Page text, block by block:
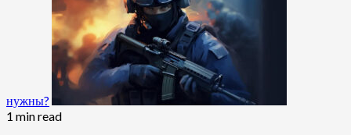
нужны?
1 min read